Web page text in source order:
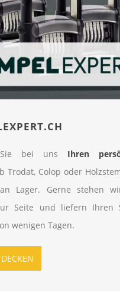
bei uns Ihren
Trodat, Colop oder
Lager. Gerne stehen
Seite und liefern Ihren
wenigen Tagen.